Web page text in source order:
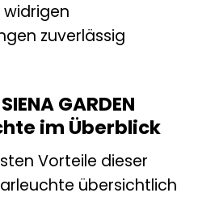
zuverlässig
GARDEN
im Überblick
Vorteile dieser
übersichtlich